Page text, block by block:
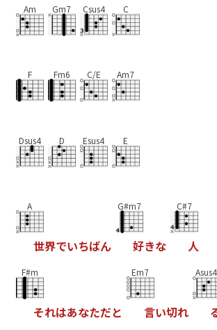
Am Gm7 Csus4 C
F Fm6 C/E Am7
Dsus4 D Esus4 E
A
世界でいちばん
G#m7
好きな
C#7
人
F#m
それはあなただと
Em7
言い切れ
Asus4